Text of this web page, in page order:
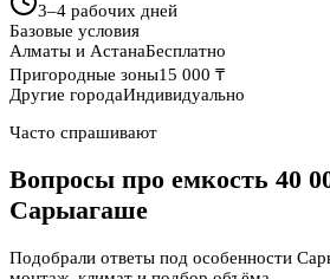
3–4 рабочих дней
Базовые условия
Алматы и АстанаБесплатно
Пригородные зоны15 000 ₸
Другие городаИндивидуально
Часто спрашивают
Вопросы про емкость 40
Сарыагаше
Подобрали ответы под особенности